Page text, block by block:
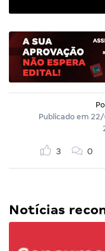
Publicado em
3 0
Notícias